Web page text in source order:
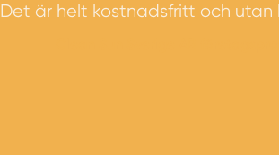
Det är helt kostnadsfritt och utan